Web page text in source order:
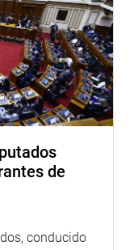
ley.
(APP),
Población, dijo que
de
como política
de la población a
de
conducido